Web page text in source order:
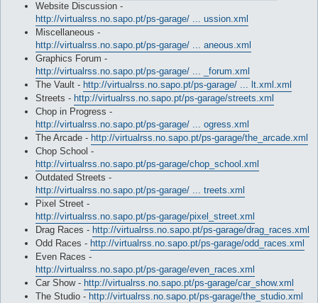
Website Discussion -
http://virtualrss.no.sapo.pt/ps-garage/ ... ussion.xml
Miscellaneous -
http://virtualrss.no.sapo.pt/ps-garage/ ... aneous.xml
Graphics Forum -
http://virtualrss.no.sapo.pt/ps-garage/ ... _forum.xml
The Vault - http://virtualrss.no.sapo.pt/ps-garage/ ... lt.xml.xml
Streets - http://virtualrss.no.sapo.pt/ps-garage/streets.xml
Chop in Progress -
http://virtualrss.no.sapo.pt/ps-garage/ ... ogress.xml
The Arcade - http://virtualrss.no.sapo.pt/ps-garage/the_arcade.xml
Chop School -
http://virtualrss.no.sapo.pt/ps-garage/chop_school.xml
Outdated Streets -
http://virtualrss.no.sapo.pt/ps-garage/ ... treets.xml
Pixel Street -
http://virtualrss.no.sapo.pt/ps-garage/pixel_street.xml
Drag Races - http://virtualrss.no.sapo.pt/ps-garage/drag_races.xml
Odd Races - http://virtualrss.no.sapo.pt/ps-garage/odd_races.xml
Even Races -
http://virtualrss.no.sapo.pt/ps-garage/even_races.xml
Car Show - http://virtualrss.no.sapo.pt/ps-garage/car_show.xml
The Studio - http://virtualrss.no.sapo.pt/ps-garage/the_studio.xml